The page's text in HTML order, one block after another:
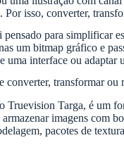
Por isso, converter,
para simplificar
um bitmap gráfico e
uma interface ou adaptar
transformar ou
Targa, é um
imagens com
pacotes de